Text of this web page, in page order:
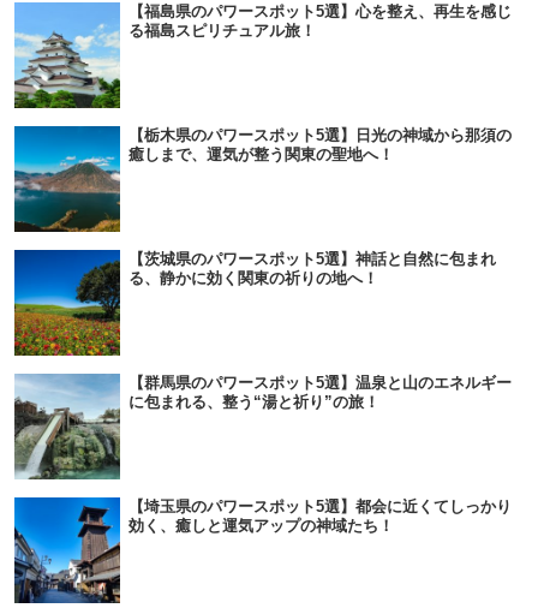
【福島県のパワースポット5選】心を整え、再生を感じ
る福島スピリチュアル旅！
【栃木県のパワースポット5選】日光の神域から那須の
癒しまで、運気が整う関東の聖地へ！
【茨城県のパワースポット5選】神話と自然に包まれ
る、静かに効く関東の祈りの地へ！
【群馬県のパワースポット5選】温泉と山のエネルギー
に包まれる、整う“湯と祈り”の旅！
【埼玉県のパワースポット5選】都会に近くてしっかり
効く、癒しと運気アップの神域たち！